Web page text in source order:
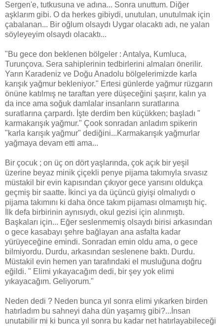
Sergen'e, tutkusuna ve adına... Sonra unuttum. Diğer
aşklarım gibi. O da herkes gibiydi, unutulan, unutulmak için
çabalanan... Bir oğlum olsaydı Uygar olacaktı adı, ne yalan
söyleyeyim olsaydı olacaktı...
"Bu gece don beklenen bölgeler : Antalya, Kumluca,
Turunçova. Sera sahiplerinin tedbirlerini almaları önerilir.
Yarın Karadeniz ve Doğu Anadolu bölgelerimizde karla
karışık yağmur bekleniyor." Ertesi günlerde yağmur rüzgarın
önüne katılmış ne taraftan yere düşeceğini şaşırır, kalın ya
da ince ama soğuk damlalar insanların suratlarına
suratlarına çarpardı. İşte derdim ben küçükken; başladı "
karmakarışık yağmur." Çook sonradan anladım spikerin
"karla karışık yağmur" dediğini...Karmakarışık yağmurlar
yağmaya devam etti ama...
Bir çocuk ; on üç on dört yaşlarında, çok açık bir yeşil
üzerine beyaz minik çiçekli penye pijama takımıyla sıvasız
müstakil bir evin kapısından çıkıyor gece yarısını oldukça
geçmiş bir saatte. İkinci ya da üçüncü giyişi olmalıydı o
pijama takımını ki daha önce takım pijaması olmamıştı hiç.
İlk defa birbirinin aynısıydı, okul gezisi için alınmıştı.
Başkaları için... Eğer seslenmemiş olsaydı birisi arkasından
o gece kasabayı şehre bağlayan ana asfalta kadar
yürüyeceğine emindi. Sonradan emin oldu ama, o gece
bilmiyordu. Durdu, arkasından seslenene baktı. Durdu.
Müstakil evin hemen yan tarafındaki el musluğuna doğru
eğildi. " Elimi yıkayacağım dedi, bir şey yok elimi
yıkayacağım. Geliyorum."
Neden dedi ? Neden bunca yıl sonra elimi yıkarken birden
hatırladım bu sahneyi daha dün yaşamış gibi?...İnsan
unutabilir mi ki bunca yıl sonra bu kadar net hatırlayabileceği